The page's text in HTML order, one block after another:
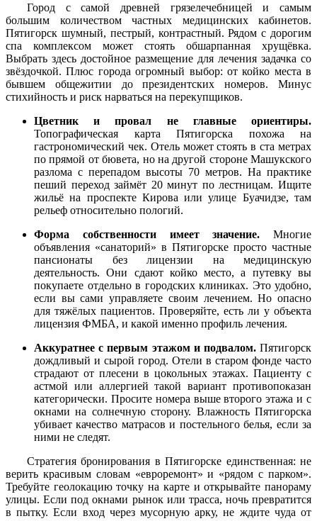
Город с самой древней грязелечебницей и самым
большим количеством частных медицинских кабинетов.
Пятигорск шумный, пестрый, контрастный. Рядом с дорогим
спа комплексом может стоять обшарпанная хрущёвка.
Выбрать здесь достойное размещение для лечения задачка со
звёздочкой. Плюс города огромный выбор: от койко места в
бывшем общежитии до президентских номеров. Минус
стихийность и риск нарваться на перекупщиков.
Цветник и провал не главные ориентиры.
Топографическая карта Пятигорска похожа на
гастрономический чек. Отель может стоять в ста метрах
по прямой от бювета, но на другой стороне Машукского
разлома с перепадом высоты 70 метров. На практике
пеший переход займёт 20 минут по лестницам. Ищите
жильё на проспекте Кирова или улице Буачидзе, там
рельеф относительно пологий.
Форма собственности имеет значение. Многие
объявления «санаторий» в Пятигорске просто частные
пансионаты без лицензии на медицинскую
деятельность. Они сдают койко место, а путевку вы
покупаете отдельно в городских клиниках. Это удобно,
если вы сами управляете своим лечением. Но опасно
для тяжёлых пациентов. Проверяйте, есть ли у объекта
лицензия ФМБА, и какой именно профиль лечения.
Аккуратнее с первым этажом и подвалом.Пятигорск
дождливый и сырой город. Отели в старом фонде часто
страдают от плесени в цокольных этажах. Пациенту с
астмой или аллергией такой вариант противопоказан
категорически. Просите номера выше второго этажа и с
окнами на солнечную сторону. Влажность Пятигорска
убивает качество матрасов и постельного белья, если за
ними не следят.
Стратегия бронирования в Пятигорске единственная: не
верить красивым словам «евроремонт» и «рядом с парком».
Требуйте геолокацию точку на карте и открывайте панораму
улицы. Если под окнами рынок или трасса, ночь превратится
в пытку. Если вход через мусорную арку, не ждите чуда от